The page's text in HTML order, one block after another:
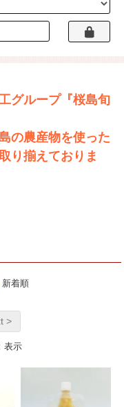
グループ『桜島旬
の農産物を使った
り揃えておりま
新着順
>
表示